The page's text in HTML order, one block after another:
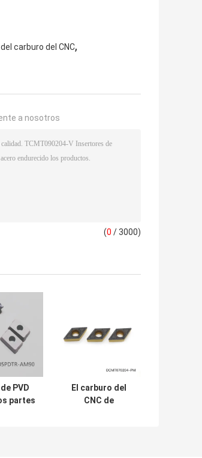
carburo del CNC,
a nosotros
(0 / 3000)
PVD
partes
El carburo del
CNC de